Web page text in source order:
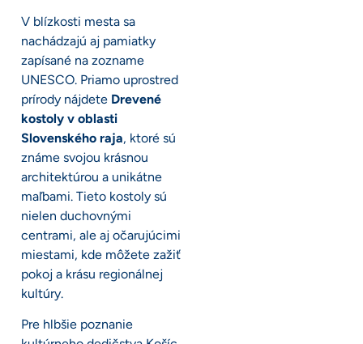
V blízkosti mesta sa
nachádzajú aj pamiatky
zapísané na zozname
UNESCO. Priamo uprostred
prírody nájdete Drevené
kostoly v oblasti
Slovenského raja, ktoré sú
známe svojou krásnou
architektúrou a unikátne
maľbami. Tieto kostoly sú
nielen duchovnými
centrami, ale aj očarujúcimi
miestami, kde môžete zažiť
pokoj a krásu regionálnej
kultúry.
Pre hlbšie poznanie